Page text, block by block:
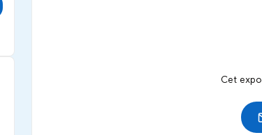
Cet